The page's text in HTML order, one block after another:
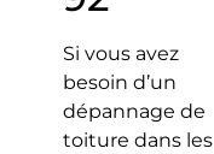
Si vous avez
besoin d’un
dépannage de
toiture dans les